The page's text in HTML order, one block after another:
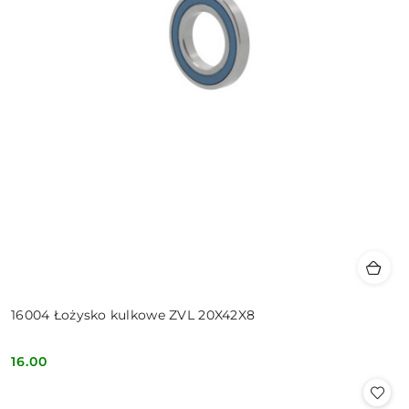
16004 Łożysko kulkowe ZVL 20X42X8
Cena:
16.00